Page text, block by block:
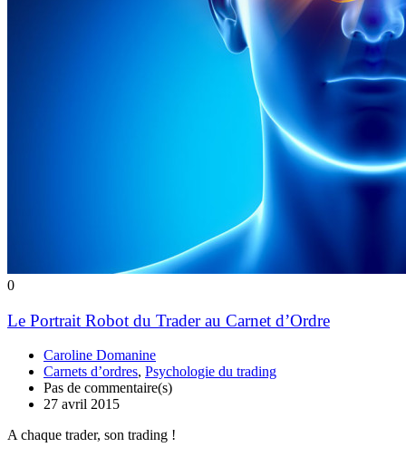
0
Le Portrait Robot du Trader au Carnet d’Ordre
Caroline Domanine
Carnets d’ordres, Psychologie du trading
Pas de commentaire(s)
27 avril 2015
A chaque trader, son trading !